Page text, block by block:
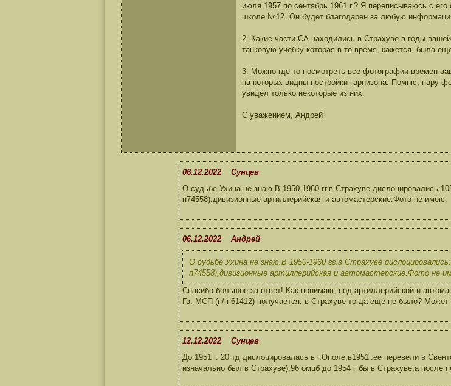
июля 1957 по сентябрь 1961 г.? Я переписываюсь с
школе №12. Он будет благодарен за любую
2. Какие части СА находились в Страхуве в годы
танковую учебку которая в то время, кажется, была
3. Можно где-то посмотреть все фотографии времен
на которых видны постройки гарнизона. Помню, пару
увидел только некоторые из них.
С уважением, Андрей
06.12.2022 Сунцев
О судьбе Ухина не знаю.В 1950-1960 гг.в Страхуве
п74558),дивизионные артиллерийская и автомастерские.Фото не имею.
06.12.2022 Андрей
О судьбе Ухина не знаю.В 1950-1960 гг.в Страхуве
п74558),дивизионные артиллерийская и автомастерские.Фото не
Спасибо большое за ответ! Как понимаю, под артиллерийской и
Гв. МСП (п/п 61412) получается, в Страхуве тогда еще не было? Может
12.12.2022 Cунцев
До 1951 г. 20 тд дислоцировалась в г.Ополе,в1951г.ее перевели в
изначально был в Страхуве).96 омцб до 1954 г бы в Страхуве,а после